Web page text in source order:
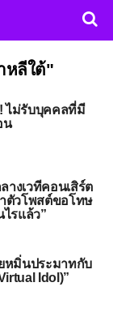
หลีใต้"
! ไม่รับบุคคลที่มี
น
างเวทีคอนเสิร์ต
าตัวโพสต์ขอโทษ
รแล้ว”
หมิ่นประมาทกับ
Idol)”